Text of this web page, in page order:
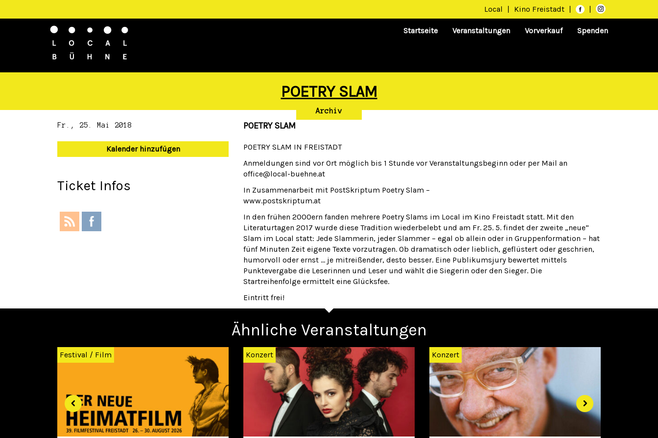
Local | Kino Freistadt | |
Startseite Veranstaltungen Vorverkauf Spenden
POETRY SLAM
Archiv
Fr., 25. Mai 2018
Kalender hinzufügen
Ticket Infos
POETRY SLAM
POETRY SLAM IN FREISTADT
Anmeldungen sind vor Ort möglich bis 1 Stunde vor Veranstaltungsbeginn oder per Mail an
office@local-buehne.at
In Zusammenarbeit mit PostSkriptum Poetry Slam –
www.postskriptum.at
In den frühen 2000ern fanden mehrere Poetry Slams im Local im Kino Freistadt statt. Mit den
Literaturtagen 2017 wurde diese Tradition wiederbelebt und am Fr. 25. 5. findet der zweite „neue“
Slam im Local statt: Jede Slammerin, jeder Slammer – egal ob allein oder in Gruppenformation – hat
fünf Minuten Zeit eigene Texte vorzutragen. Ob dramatisch oder lieblich, geflüstert oder geschrien,
humorvoll oder ernst … je mitreißender, desto besser. Eine Publikumsjury bewertet mittels
Punktevergabe die Leserinnen und Leser und wählt die Siegerin oder den Sieger. Die
Startreihenfolge ermittelt eine Glücksfee.
Eintritt frei!
Ähnliche Veranstaltungen
Festival / Film Konzert Konzert